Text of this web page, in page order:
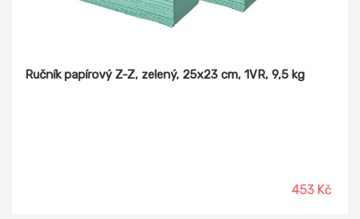
Ručník papírový Z-Z, zelený, 25x23 cm, 1VR, 9,5 kg
453 Kč